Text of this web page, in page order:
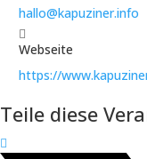
hallo@kapuziner.info
Webseite
https://
Teile diese